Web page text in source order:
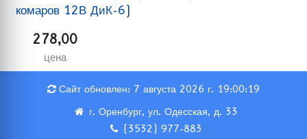
комаров 12В ДиК-6)
278,00
цена
Сайт обновлен: 7 августа 2026 г. 19:00:19
г. Оренбург, ул. Одесская, д. 33
(3532) 977-883